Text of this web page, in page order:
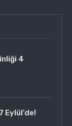
4
Eylül’de!